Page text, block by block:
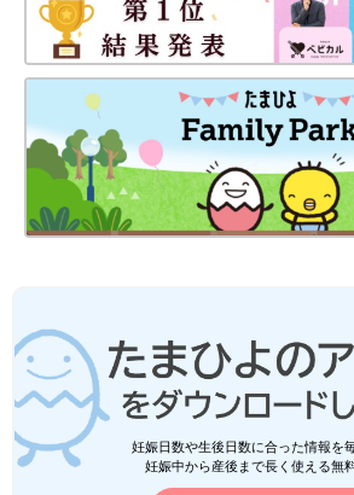
妊娠日数や生後日数に合った情報を
妊娠中から産後まで長く使える無